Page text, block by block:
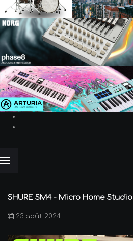
SHURE SM4 - Micro Home Studio
23 août 2024